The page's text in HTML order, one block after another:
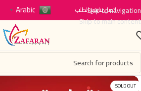
Skip to navigation
Skip to main content
اتصل بناتتبع الطلب Arabic
▼
SOLD OUT